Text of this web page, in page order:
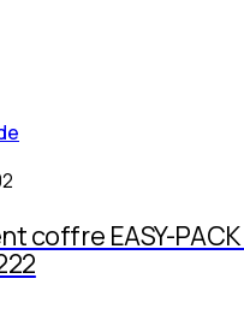
coffre EASY-